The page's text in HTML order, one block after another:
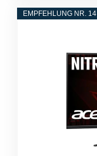
EMPFEHLUNG NR. 14